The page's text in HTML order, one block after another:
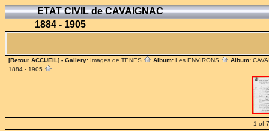
ETAT CIVIL de CAVAIGNAC
1884 - 1905
[Retour ACCUEIL] - Gallery: Images de TENES Album: Les ENVIRONS Album:
1884 - 1905
1 of